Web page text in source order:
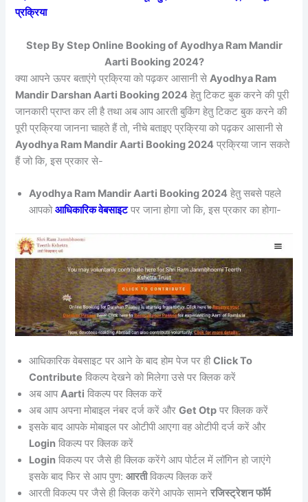
प्रक्रिया
Step By Step Online Booking of Ayodhya Ram Mandir
Aarti Booking 2024?
क्या आपने ऊपर बताएंगे प्रक्रिया को पढ़कर आसानी सेAyodhya Ram
Mandir Darshan Aarti Booking 2024 हेतु टिकट बुक करने की पूरी
जानकारी प्राप्त कर ली है तथा अब आप आरती बुकिंग हेतु टिकट बुक करने की
पूरी प्रक्रिया जानना चाहते हैं तो, नीचे बताइए प्रक्रिया को पढ़कर आसानी से
Ayodhya Ram Mandir Aarti Booking 2024 प्रक्रिया जान सकते
हैं जो कि, इस प्रकार से-
Ayodhya Ram Mandir Aarti Booking 2024 हेतु सबसे पहले
आपकोआधिकारिक वेबसाइटपर जाना होगा जो कि, इस प्रकार का होगा-
आधिकारिक वेबसाइट पर आने के बाद होम पेज पर हीClick To
Contribute विकल्प देखने को मिलेगा उसे पर क्लिक करें
अब आपAarti विकल्प पर क्लिक करें
अब आप अपना मोबाइल नंबर दर्ज करें औरGet Otp पर क्लिक करें
इसके बाद आपके मोबाइल पर ओटीपी आएगा वह ओटीपी दर्ज करें और
Login विकल्प पर क्लिक करें
Login विकल्प पर जैसे ही क्लिक करेंगे आप पोर्टल में लॉगिन हो जाएंगे
इसके बाद फिर से आप पुण:आरतीविकल्प क्लिक करें
आरती विकल्प पर जैसे ही क्लिक करेंगे आपके सामनेरजिस्ट्रेशन फॉर्म